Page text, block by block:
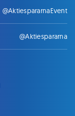
@AktiespararnaEvent
@Aktiespararna